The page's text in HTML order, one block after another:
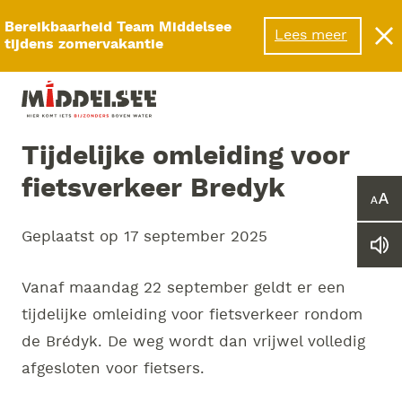
Bereikbaarheid Team Middelsee
tijdens zomervakantie
Lees meer
Menu
of
Tijdelijke omleiding voor
fietsverkeer Bredyk
Geplaatst op 17 september 2025
Vanaf maandag 22 september geldt er een
tijdelijke omleiding voor fietsverkeer rondom
de Brédyk. De weg wordt dan vrijwel volledig
afgesloten voor fietsers.